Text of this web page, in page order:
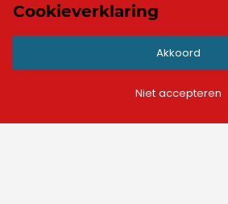
Contact
Instagram
Cookieverklaring
Akkoord
Niet accepteren